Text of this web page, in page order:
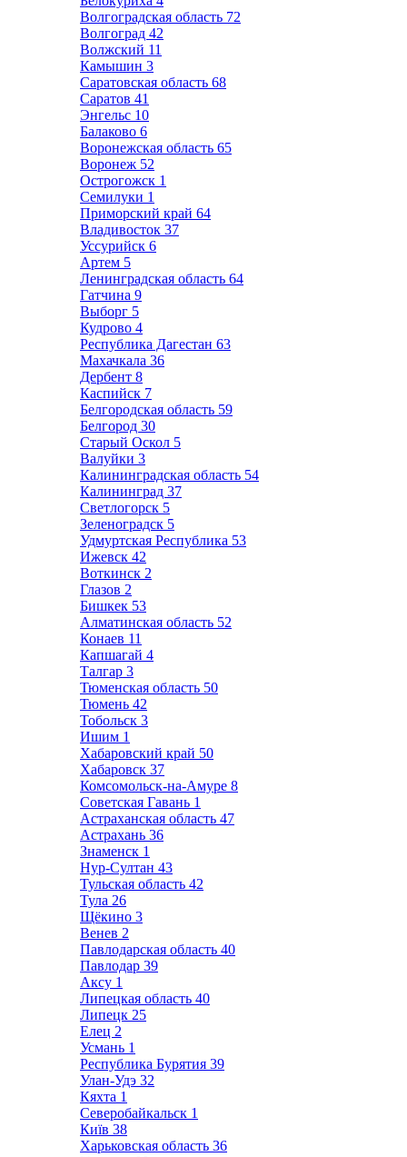
Волгоградская область 72
Волгоград 42
Волжский 11
Камышин 3
Саратовская область 68
Саратов 41
Энгельс 10
Балаково 6
Воронежская область 65
Воронеж 52
Острогожск 1
Семилуки 1
Приморский край 64
Владивосток 37
Уссурийск 6
Артем 5
Ленинградская область 64
Гатчина 9
Выборг 5
Кудрово 4
Республика Дагестан 63
Махачкала 36
Дербент 8
Каспийск 7
Белгородская область 59
Белгород 30
Старый Оскол 5
Валуйки 3
Калининградская область 54
Калининград 37
Светлогорск 5
Зеленоградск 5
Удмуртская Республика 53
Ижевск 42
Воткинск 2
Глазов 2
Бишкек 53
Алматинская область 52
Конаев 11
Капшагай 4
Талгар 3
Тюменская область 50
Тюмень 42
Тобольск 3
Ишим 1
Хабаровский край 50
Хабаровск 37
Комсомольск-на-Амуре 8
Советская Гавань 1
Астраханская область 47
Астрахань 36
Знаменск 1
Нур-Султан 43
Тульская область 42
Тула 26
Щёкино 3
Венев 2
Павлодарская область 40
Павлодар 39
Аксу 1
Липецкая область 40
Липецк 25
Елец 2
Усмань 1
Республика Бурятия 39
Улан-Удэ 32
Кяхта 1
Северобайкальск 1
Київ 38
Харьковская область 36